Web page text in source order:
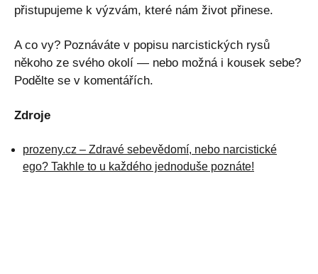
přistupujeme k výzvám, které nám život přinese.
A co vy? Poznáváte v popisu narcistických rysů
někoho ze svého okolí — nebo možná i kousek sebe?
Podělte se v komentářích.
Zdroje
prozeny.cz – Zdravé sebevědomí, nebo narcistické
ego? Takhle to u každého jednoduše poznáte!